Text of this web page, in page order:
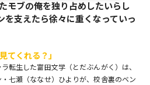
ミッククリエ
リキューレ
モブの俺を独り占めしたいらし
支えたら徐々に重くなっていっ
てくれる？」
転生した富田文学（とだぶんがく）は、
七瀬（ななせ）ひよりが、校舎裏のベン